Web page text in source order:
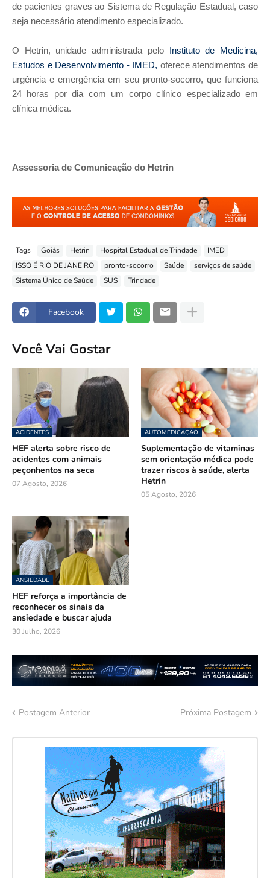
de pacientes graves ao Sistema de Regulação Estadual, caso
seja necessário atendimento especializado.
O Hetrin, unidade administrada pelo Instituto de Medicina,
Estudos e Desenvolvimento - IMED, oferece atendimentos de
urgência e emergência em seu pronto-socorro, que funciona
24 horas por dia com um corpo clínico especializado em
clínica médica.
Assessoria de Comunicação do Hetrin
Tags Goiás Hetrin Hospital Estadual de Trindade
IMED
ISSO É RIO DE JANEIRO
pronto-socorro Saúde
serviços de saúde
Sistema Único de Saúde
SUS Trindade
Facebook
Você Vai Gostar
ACIDENTES
HEF alerta sobre risco de
acidentes com animais
peçonhentos na seca
07 Agosto, 2026
AUTOMEDICAÇÃO
Suplementação de vitaminas
sem orientação médica pode
trazer riscos à saúde, alerta
Hetrin
05 Agosto, 2026
ANSIEDADE
HEF reforça a importância de
reconhecer os sinais da
ansiedade e buscar ajuda
30 Julho, 2026
Postagem Anterior Próxima Postagem